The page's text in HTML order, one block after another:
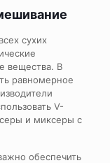
сухих
вещества. В
равномерное
V-
и миксеры с
обеспечить